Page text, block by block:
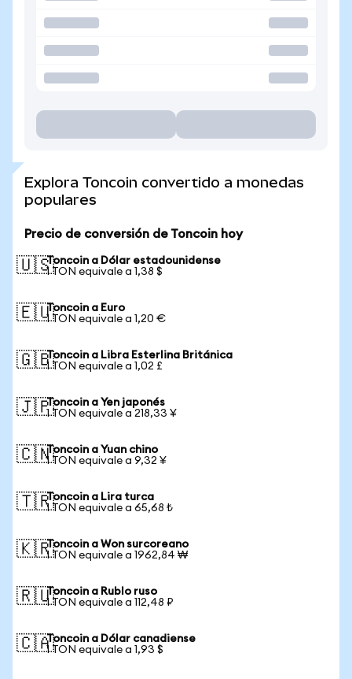
Explora Toncoin convertido a monedas
populares
Precio de conversión de Toncoin hoy
🇺🇸Toncoin a Dólar estadounidense
1 TON equivale a 1,38 $
🇪🇺Toncoin a Euro
1 TON equivale a 1,20 €
🇬🇧Toncoin a Libra Esterlina Británica
1 TON equivale a 1,02 £
🇯🇵Toncoin a Yen japonés
1 TON equivale a 218,33 ¥
🇨🇳Toncoin a Yuan chino
1 TON equivale a 9,32 ¥
🇹🇷Toncoin a Lira turca
1 TON equivale a 65,68 ₺
🇰🇷Toncoin a Won surcoreano
1 TON equivale a 1962,84 ₩
🇷🇺Toncoin a Rublo ruso
1 TON equivale a 112,48 ₽
🇨🇦Toncoin a Dólar canadiense
1 TON equivale a 1,93 $